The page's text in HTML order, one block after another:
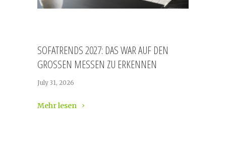
SOFATRENDS 2027: DAS WAR AUF DEN
GROSSEN MESSEN ZU ERKENNEN
July 31, 2026
Mehr lesen